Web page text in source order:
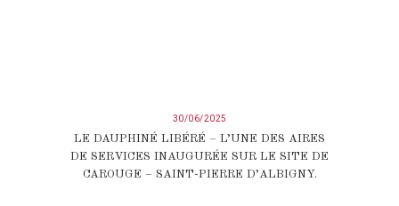
30/06/2025
LE DAUPHINÉ LIBÉRÉ – L’UNE DES AIRES
DE SERVICES INAUGURÉE SUR LE SITE DE
CAROUGE – SAINT-PIERRE D’ALBIGNY.